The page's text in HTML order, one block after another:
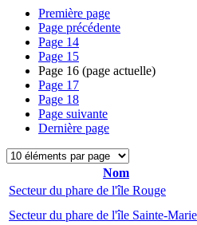
Première page
Page précédente
Page 14
Page 15
Page 16 (page actuelle)
Page 17
Page 18
Page suivante
Dernière page
Nom
Secteur du phare de l'île Rouge
Secteur du phare de l'île Sainte-Marie